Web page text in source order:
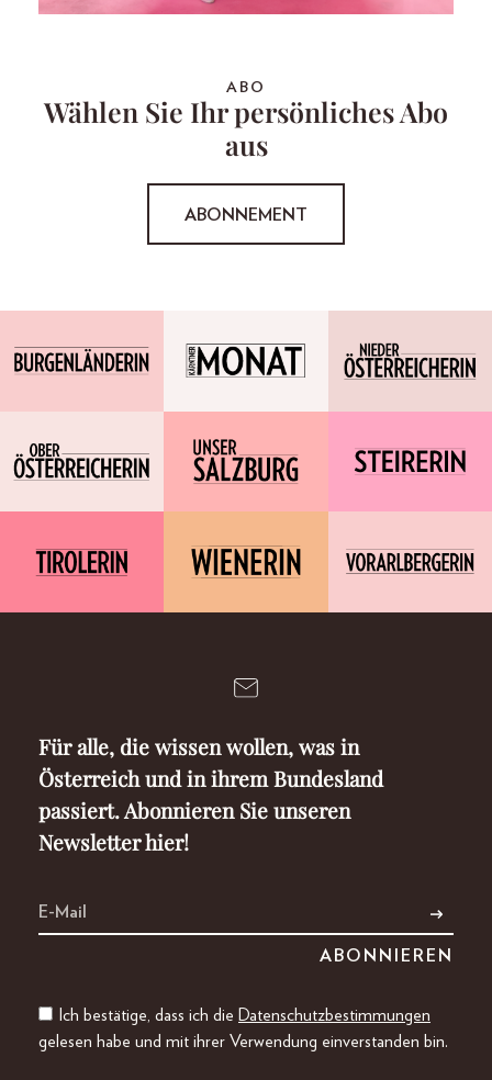
ABO
Wählen Sie Ihr persönliches Abo
aus
ABONNEMENT
Für alle, die wissen wollen, was in
Österreich und in ihrem Bundesland
passiert. Abonnieren Sie unseren
Newsletter hier!
Ich bestätige, dass ich die Datenschutzbestimmungen
gelesen habe und mit ihrer Verwendung einverstanden bin.